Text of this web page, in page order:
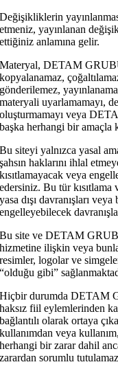
Değişikliklerin
etmeniz, yayınlanan
ettiğiniz anlamına gelir.
Materyal, DETAM
kopyalanamaz,
gönderilemez,
materyali uyarlamamayı,
oluşturmamayı veya
başka herhangi bir amaçla
Bu siteyi yalnızca yasal
şahsın haklarını ihlal
kısıtlamayacak veya
edersiniz. Bu tür kısıtlama
yasa dışı davranışları
engelleyebilecek
Bu site ve DETAM
hizmetine ilişkin veya
resimler, logolar ve
“olduğu gibi”
Hiçbir durumda DETAM
haksız fiil eylemlerinden
bağlantılı olarak ortaya
kullanımdan veya
herhangi bir zarar dahil
zarardan sorumlu